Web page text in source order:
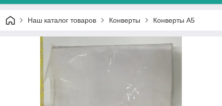
Наш каталог товаров Конверты Конверты А5